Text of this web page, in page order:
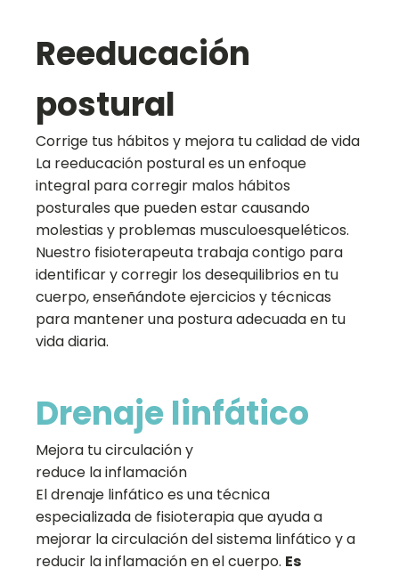
Reeducación
postural
Corrige tus hábitos y mejora tu calidad de vida
La reeducación postural es un enfoque
integral para corregir malos hábitos
posturales que pueden estar causando
molestias y problemas musculoesqueléticos.
Nuestro fisioterapeuta trabaja contigo para
identificar y corregir los desequilibrios en tu
cuerpo, enseñándote ejercicios y técnicas
para mantener una postura adecuada en tu
vida diaria.
Drenaje linfático
Mejora tu circulación y
reduce la inflamación
El drenaje linfático es una técnica
especializada de fisioterapia que ayuda a
mejorar la circulación del sistema linfático y a
reducir la inflamación en el cuerpo. Es